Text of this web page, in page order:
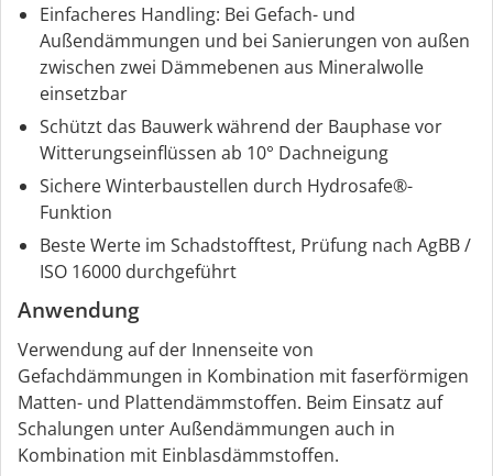
Einfacheres Handling: Bei Gefach- und
Außendämmungen und bei Sanierungen von außen
zwischen zwei Dämmebenen aus Mineralwolle
einsetzbar
Schützt das Bauwerk während der Bauphase vor
Witterungseinflüssen ab 10° Dachneigung
Sichere Winterbaustellen durch Hydrosafe®-
Funktion
Beste Werte im Schadstofftest, Prüfung nach AgBB /
ISO 16000 durchgeführt
Anwendung
Verwendung auf der Innenseite von
Gefachdämmungen in Kombination mit faserförmigen
Matten- und Plattendämmstoffen. Beim Einsatz auf
Schalungen unter Außendämmungen auch in
Kombination mit Einblasdämmstoffen.